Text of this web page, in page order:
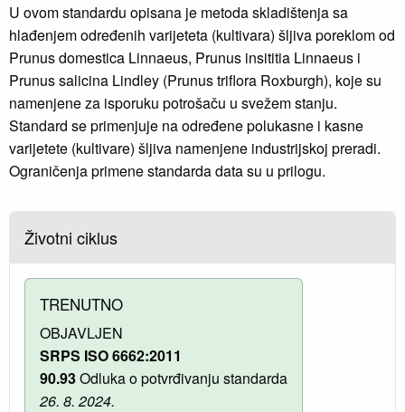
U ovom standardu opisana je metoda skladištenja sa
hlađenjem određenih varijeteta (kultivara) šljiva poreklom od
Prunus domestica Linnaeus, Prunus insititia Linnaeus i
Prunus salicina Lindley (Prunus triflora Roxburgh), koje su
namenjene za isporuku potrošaču u svežem stanju.
Standard se primenjuje na određene polukasne i kasne
varijetete (kultivare) šljiva namenjene industrijskoj preradi.
Ograničenja primene standarda data su u prilogu.
Životni ciklus
TRENUTNO
OBJAVLJEN
SRPS ISO 6662:2011
90.93Odluka o potvrđivanju standarda
26. 8. 2024.